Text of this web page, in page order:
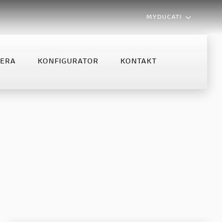
MYDUCATI
KONFIGURATOR KONTAKT